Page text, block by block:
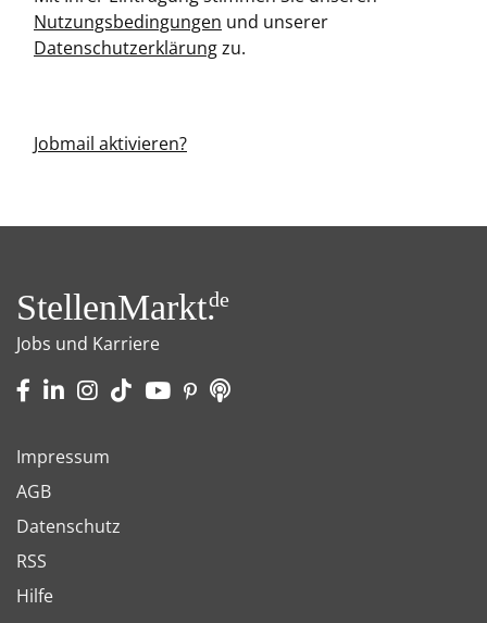
Nutzungsbedingungen und unserer
Datenschutzerklärungzu.
Jobmail aktivieren?
StellenMarkt.de
Jobs und Karriere
Impressum
AGB
Datenschutz
RSS
Hilfe